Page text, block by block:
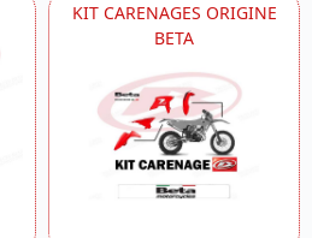
KIT CARENAGES ORIGINE
BETA